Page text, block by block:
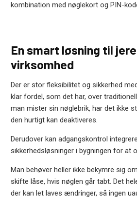
kombination med nøglekort og PIN-
En smart løsning til
virksomhed
Der er stor fleksibilitet og sikkerhed
klar fordel, som det har, over
man mister sin nøglebrik, har det ikke
den hurtigt kan deaktiveres.
Derudover kan adgangskontrol
sikkerhedsløsninger i bygningen for at
Man behøver heller ikke bekymre sig
skifte låse, hvis nøglen går tabt. Det
der kan let laves ændringer, så ingen